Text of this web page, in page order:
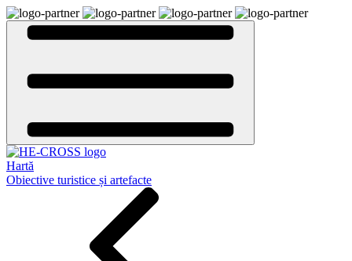
Hartă
Obiective turistice și artefacte